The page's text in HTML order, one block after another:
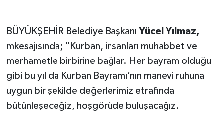
BÜYÜKŞEHİR Belediye Başkanı Yücel Yılmaz,
mkesajısında; "Kurban, insanları muhabbet ve
merhametle birbirine bağlar. Her bayram olduğu
gibi bu yıl da Kurban Bayramı’nın manevi ruhuna
uygun bir şekilde değerlerimiz etrafında
bütünleşeceğiz, hoşgörüde buluşacağız.